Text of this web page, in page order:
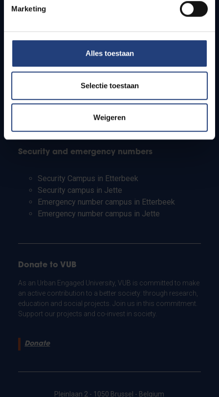
Marketing
Alles toestaan
Selectie toestaan
Weigeren
Students
PhD students
Teachers and secondary schools
Working students
Security and emergency numbers
Security Campus in Etterbeek
Security campus in Jette
Emergency number campus in Etterbeek
Emergency number campus in Jette
Donate to VUB
As an Urban Engaged University, VUB is committed to make
an active contribution to a better society: through research,
education and social projects. Join us in this commitment.
Support our projects and co-invest in society.
Donate
Pleinlaan 2 - 1050 Brussel - Belgium